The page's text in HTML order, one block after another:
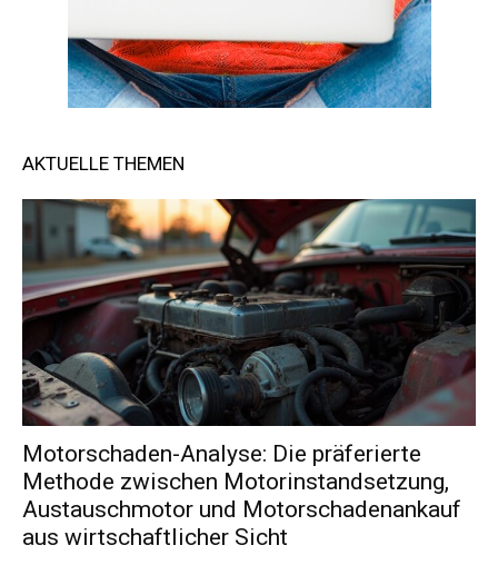
AKTUELLE THEMEN
Motorschaden-Analyse: Die präferierte
Methode zwischen Motorinstandsetzung,
Austauschmotor und Motorschadenankauf
aus wirtschaftlicher Sicht